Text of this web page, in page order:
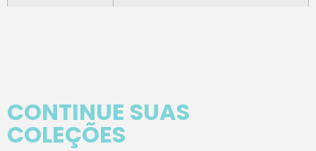
CONTINUE SUAS
COLEÇÕES